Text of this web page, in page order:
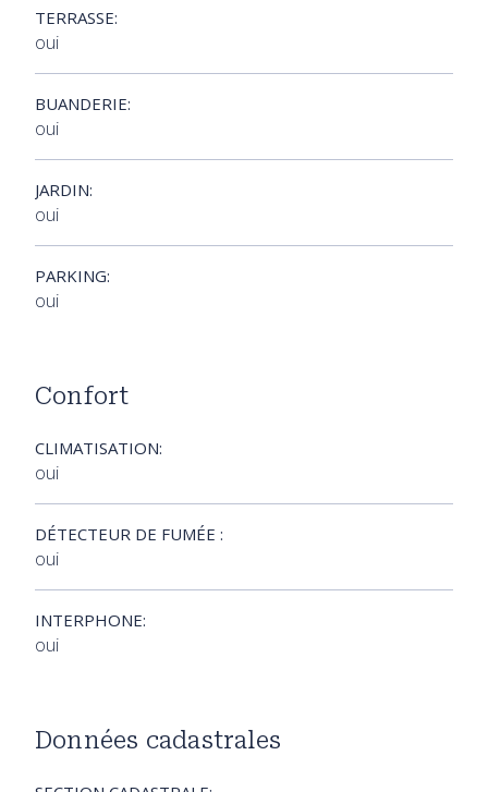
TERRASSE:
oui
BUANDERIE:
oui
JARDIN:
oui
PARKING:
oui
Confort
CLIMATISATION:
oui
DÉTECTEUR DE FUMÉE :
oui
INTERPHONE:
oui
Données cadastrales